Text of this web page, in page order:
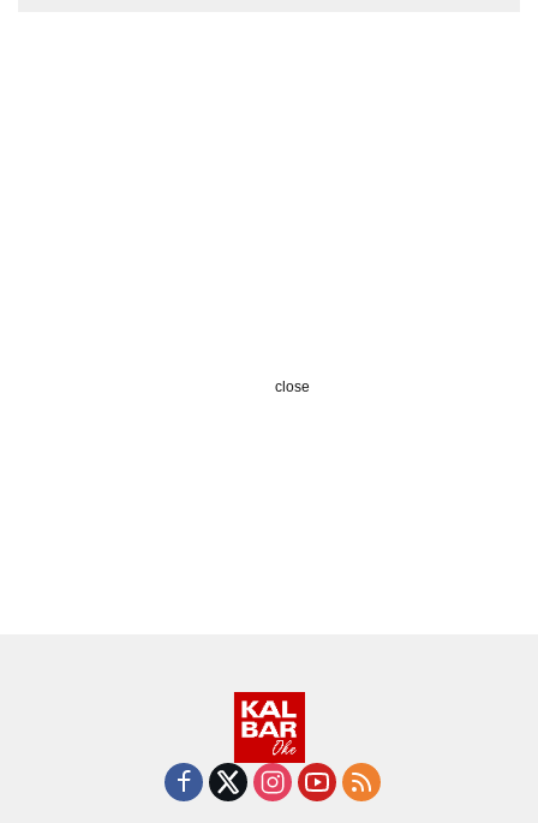
close